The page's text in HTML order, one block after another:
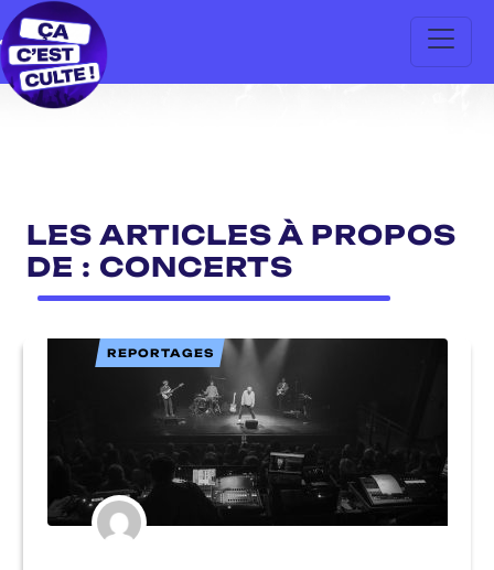
LES ARTICLES À PROPOS
DE : CONCERTS
REPORTAGES